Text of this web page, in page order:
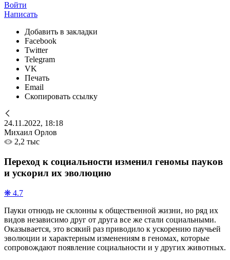
Войти
Написать
Добавить в закладки
Facebook
Twitter
Telegram
VK
Печать
Email
Скопировать ссылку
24.11.2022, 18:18
Михаил Орлов
2,2 тыс
Переход к социальности изменил геномы пауков
и ускорил их эволюцию
❋ 4.7
Пауки отнюдь не склонны к общественной жизни, но ряд их
видов независимо друг от друга все же стали социальными.
Оказывается, это всякий раз приводило к ускорению паучьей
эволюции и характерным изменениям в геномах, которые
сопровождают появление социальности и у других животных.